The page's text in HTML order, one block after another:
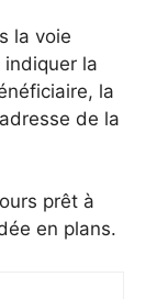
la voie
la
la
de la
prêt à
en plans.